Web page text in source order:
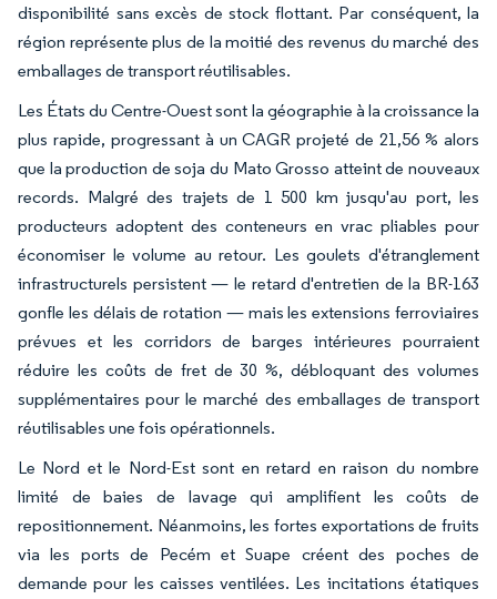
disponibilité sans excès de stock flottant. Par conséquent, la
région représente plus de la moitié des revenus du marché des
emballages de transport réutilisables.
Les États du Centre-Ouest sont la géographie à la croissance la
plus rapide, progressant à un CAGR projeté de 21,56 % alors
que la production de soja du Mato Grosso atteint de nouveaux
records. Malgré des trajets de 1 500 km jusqu'au port, les
producteurs adoptent des conteneurs en vrac pliables pour
économiser le volume au retour. Les goulets d'étranglement
infrastructurels persistent — le retard d'entretien de la BR-163
gonfle les délais de rotation — mais les extensions ferroviaires
prévues et les corridors de barges intérieures pourraient
réduire les coûts de fret de 30 %, débloquant des volumes
supplémentaires pour le marché des emballages de transport
réutilisables une fois opérationnels.
Le Nord et le Nord-Est sont en retard en raison du nombre
limité de baies de lavage qui amplifient les coûts de
repositionnement. Néanmoins, les fortes exportations de fruits
via les ports de Pecém et Suape créent des poches de
demande pour les caisses ventilées. Les incitations étatiques